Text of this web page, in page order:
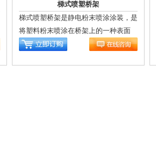
梯式喷塑桥架
梯式喷塑桥架是静电粉末喷涂涂装，是
将塑料粉末喷涂在桥架上的一种表面